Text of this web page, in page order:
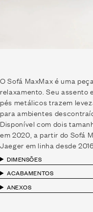
O Sofá MaxMax é uma
relaxamento. Seu assento
pés metálicos trazem
para ambientes
Disponível com dois
em 2020, a partir do Sofá
Jaeger em linha desde
DIMENSÕES
ACABAMENTOS
ANEXOS